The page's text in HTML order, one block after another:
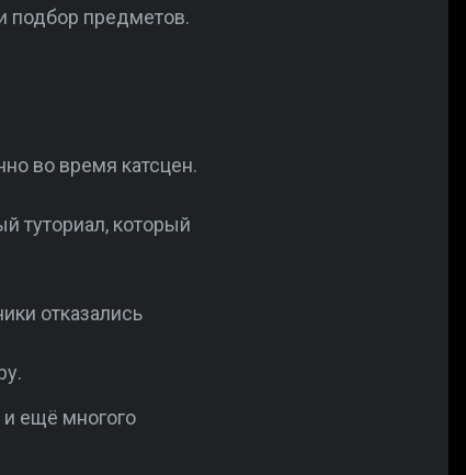
подбор предметов.
во время катсцен.
туториал, который
отказались
и ещё многого